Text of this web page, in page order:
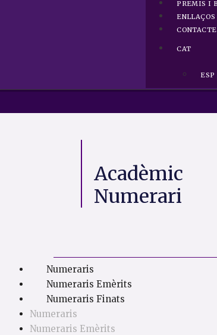
PREMIS I
ENLLAÇOS
CONTACTE
CAT
ESP
Acadèmic
Numerari
Numeraris
Numeraris Emèrits
Numeraris Finats
Numeraris
Numeraris Emèrits